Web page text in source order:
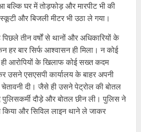
घर में तोड़फोड़ और मारपीट भी की
और बिजली मीटर भी उठा ले गया।
पिछले तीन वर्षों से थानों और अधिकारियों के
हर बार सिर्फ आश्वासन ही मिला। न कोई
ही आरोपियों के खिलाफ कोई सख्त कदम
उसने एसएसपी कार्यालय के बाहर अपनी
दी। जैसे ही उसने पेट्रोल की बोतल
पुलिसकर्मी दौड़े और बोतल छीन ली। पुलिस ने
किया और सिविल लाइन थाने ले जाकर